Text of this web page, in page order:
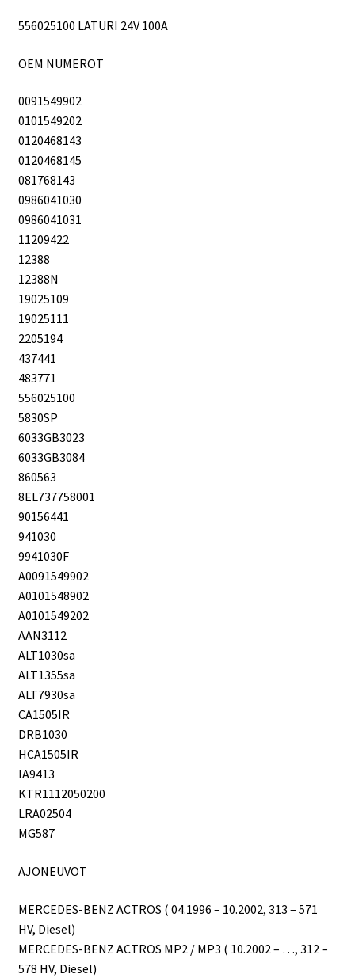
556025100 LATURI 24V 100A
OEM NUMEROT
0091549902
0101549202
0120468143
0120468145
081768143
0986041030
0986041031
11209422
12388
12388N
19025109
19025111
2205194
437441
483771
556025100
5830SP
6033GB3023
6033GB3084
860563
8EL737758001
90156441
941030
9941030F
A0091549902
A0101548902
A0101549202
AAN3112
ALT1030sa
ALT1355sa
ALT7930sa
CA1505IR
DRB1030
HCA1505IR
IA9413
KTR1112050200
LRA02504
MG587
AJONEUVOT
MERCEDES-BENZ ACTROS ( 04.1996 – 10.2002, 313 – 571
HV, Diesel)
MERCEDES-BENZ ACTROS MP2 / MP3 ( 10.2002 – …, 312 –
578 HV, Diesel)